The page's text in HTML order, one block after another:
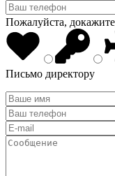
Пожалуйста,
Письмо директору